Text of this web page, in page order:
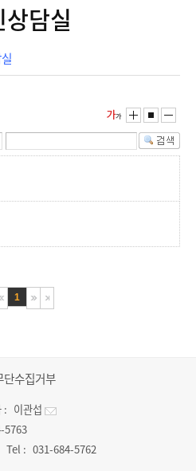
담실
1
단수집거부
: 이관섭
5763
Tel : 031-684-5762